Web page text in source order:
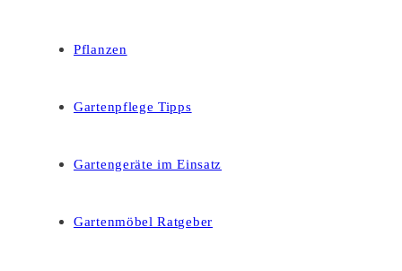
Pflanzen
Gartenpflege Tipps
Gartengeräte im Einsatz
Gartenmöbel Ratgeber